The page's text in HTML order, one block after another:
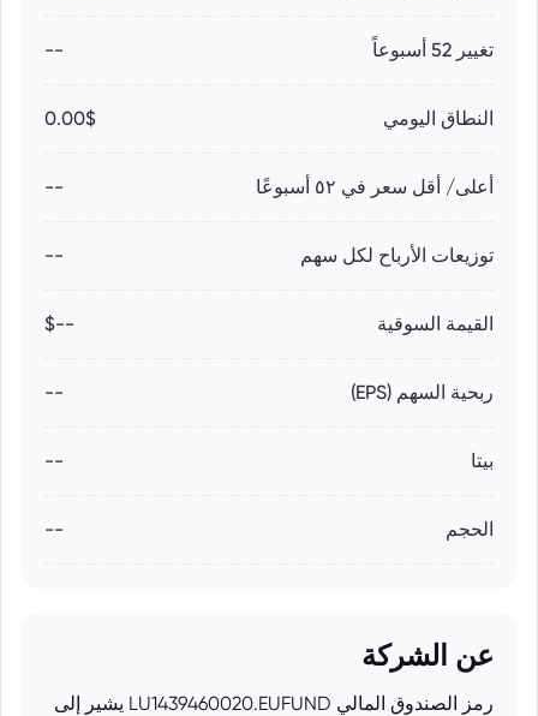
تغيير 52 أسبوعاً --
النطاق اليومي 0.00$
أعلى/ أقل سعر في ٥٢ أسبوعًا --
توزيعات الأرباح لكل سهم --
القيمة السوقية --$
ربحية السهم (EPS) --
بيتا --
الحجم --
عن الشركة
رمز الصندوق المالي LU1439460020.EUFUND يشير إلى